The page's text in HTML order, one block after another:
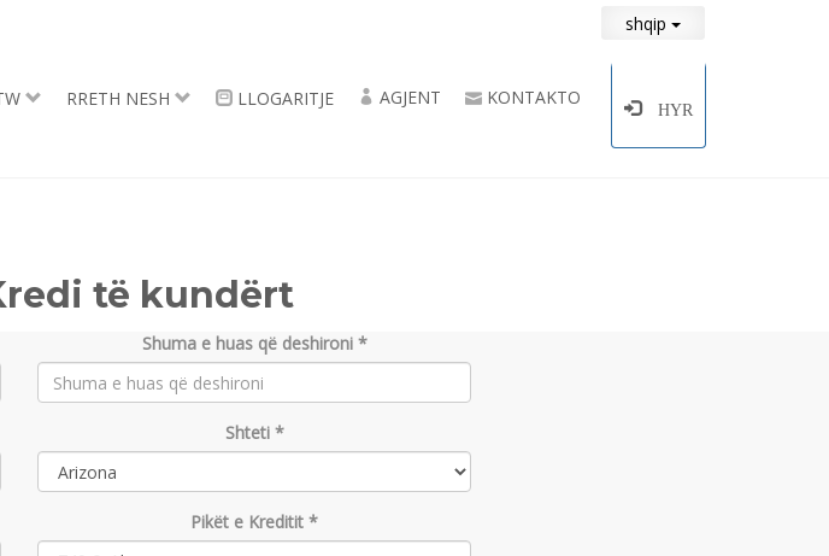
shqip
RRETH NESH LLOGARITJE AGJENT KONTAKTO HYR
të kundërt
Shuma e huas që deshironi *
Shteti *
Pikët e Kreditit *